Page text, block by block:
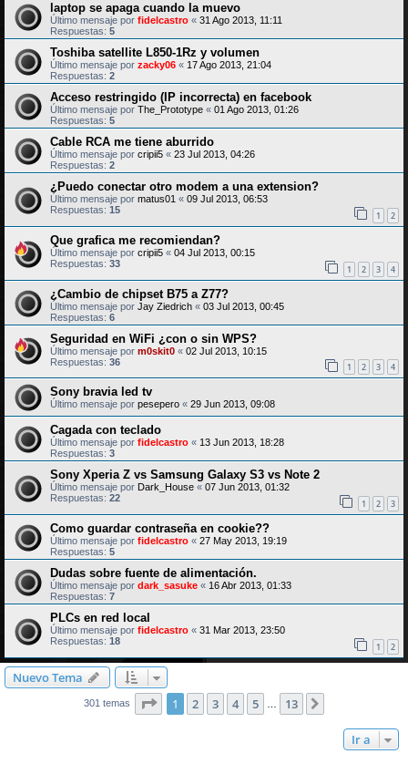
laptop se apaga cuando la muevo
Último mensaje por fidelcastro « 31 Ago 2013, 11:11
Respuestas: 5
Toshiba satellite L850-1Rz y volumen
Último mensaje por zacky06 « 17 Ago 2013, 21:04
Respuestas: 2
Acceso restringido (IP incorrecta) en facebook
Último mensaje por The_Prototype « 01 Ago 2013, 01:26
Respuestas: 5
Cable RCA me tiene aburrido
Último mensaje por cripii5 « 23 Jul 2013, 04:26
Respuestas: 2
¿Puedo conectar otro modem a una extension?
Último mensaje por matus01 « 09 Jul 2013, 06:53
Respuestas: 15 1 2
Que grafica me recomiendan?
Último mensaje por cripii5 « 04 Jul 2013, 00:15
Respuestas: 33 1 2 3 4
¿Cambio de chipset B75 a Z77?
Último mensaje por Jay Ziedrich « 03 Jul 2013, 00:45
Respuestas: 6
Seguridad en WiFi ¿con o sin WPS?
Último mensaje por m0skit0 « 02 Jul 2013, 10:15
Respuestas: 36 1 2 3 4
Sony bravia led tv
Último mensaje por pesepero « 29 Jun 2013, 09:08
Cagada con teclado
Último mensaje por fidelcastro « 13 Jun 2013, 18:28
Respuestas: 3
Sony Xperia Z vs Samsung Galaxy S3 vs Note 2
Último mensaje por Dark_House « 07 Jun 2013, 01:32
Respuestas: 22 1 2 3
Como guardar contraseña en cookie??
Último mensaje por fidelcastro « 27 May 2013, 19:19
Respuestas: 5
Dudas sobre fuente de alimentación.
Último mensaje por dark_sasuke « 16 Abr 2013, 01:33
Respuestas: 7
PLCs en red local
Último mensaje por fidelcastro « 31 Mar 2013, 23:50
Respuestas: 18 1 2
Nuevo Tema
301 temas Página de 13
1 2 3 4 5 13
Ir a